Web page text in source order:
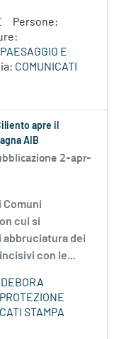
Persone:
E
COMUNICATI
apre il
AIB
2-apr-
Comuni
cui si
abbruciatura dei
con le...
DEBORA
STAMPA